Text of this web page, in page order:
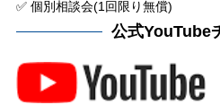
✅ 個別相談会(1回限り無償)
公式YouTube